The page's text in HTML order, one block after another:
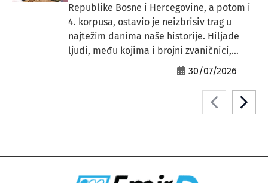
Republike Bosne i Hercegovine, a potom i
4. korpusa, ostavio je neizbrisiv trag u
najtežim danima naše historije. Hiljade
ljudi, među kojima i brojni zvaničnici,...
30/07/2026